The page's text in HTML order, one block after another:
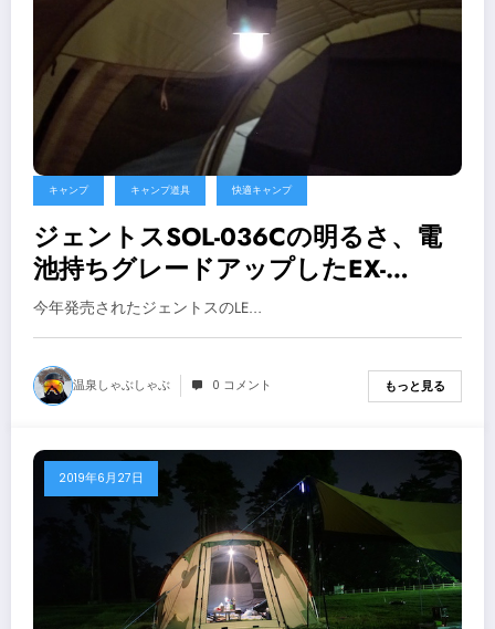
キャンプ キャンプ道具 快適キャンプ
ジェントスSOL-036Cの明るさ、電
池持ちグレードアップしたEX-
036D【キャンプ用品】
今年発売されたジェントスのLE…
温泉しゃぶしゃぶ 0 コメント もっと見る
2019年6月27日